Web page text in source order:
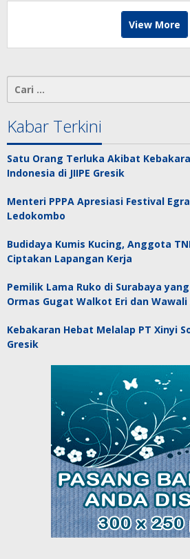
View More
Cari
Kabar Terkini
Satu Orang Terluka Akibat
Indonesia di JIIPE Gresik
Menteri PPPA Apresiasi Festival
Ledokombo
Budidaya Kumis Kucing, Anggota
Ciptakan Lapangan Kerja
Pemilik Lama Ruko di Surabaya
Ormas Gugat Walkot Eri dan
Kebakaran Hebat Melalap PT Xinyi
Gresik